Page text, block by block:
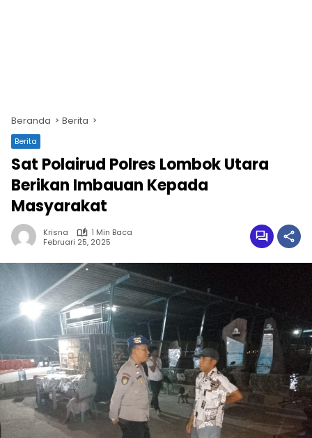
Beranda Berita
Berita
Sat Polairud Polres Lombok Utara
Berikan Imbauan Kepada
Masyarakat
Krisna
1 Min Baca
Februari 25, 2025